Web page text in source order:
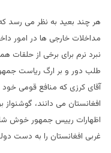
هر چند بعید به نظر می رسد
مداخلات خارجی ها در امور
نبرد نرم برای برخی از
طلب دور و بر ارگ ریاست
آقای کرزی که منافع قومی خود
افغانستان می دانند،
اظهارات رییس جمهور خوش
غربی افغانستان را به دست